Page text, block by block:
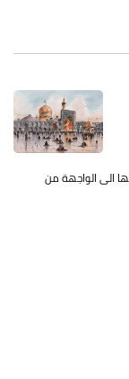
الى الواجهة من